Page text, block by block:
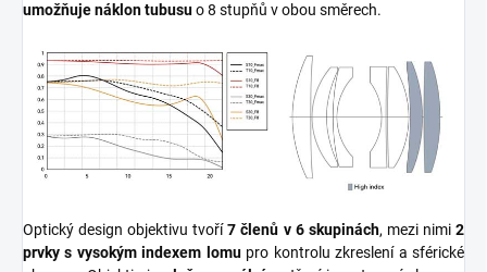
umožňuje náklon tubusuo 8 stupňů v obou směrech.
Optický design objektivu tvoří7 členů v 6 skupinách, mezi nimi2
prvky s vysokým indexem lomu pro kontrolu zkreslení a sférické